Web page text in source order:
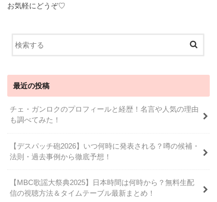
お気軽にどうぞ♡
最近の投稿
チェ・ガンロクのプロフィールと経歴！名言や人気の理由
も調べてみた！
【デスパッチ砲2026】いつ何時に発表される？噂の候補・
法則・過去事例から徹底予想！
【MBC歌謡大祭典2025】日本時間は何時から？無料生配
信の視聴方法＆タイムテーブル最新まとめ！